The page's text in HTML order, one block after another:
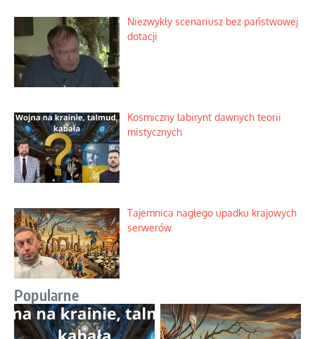
Niezwykły scenariusz bez państwowej
dotacji
Kosmiczny labirynt dawnych teorii
mistycznych
Tajemnica nagłego upadku krajowych
serwerów
Popularne